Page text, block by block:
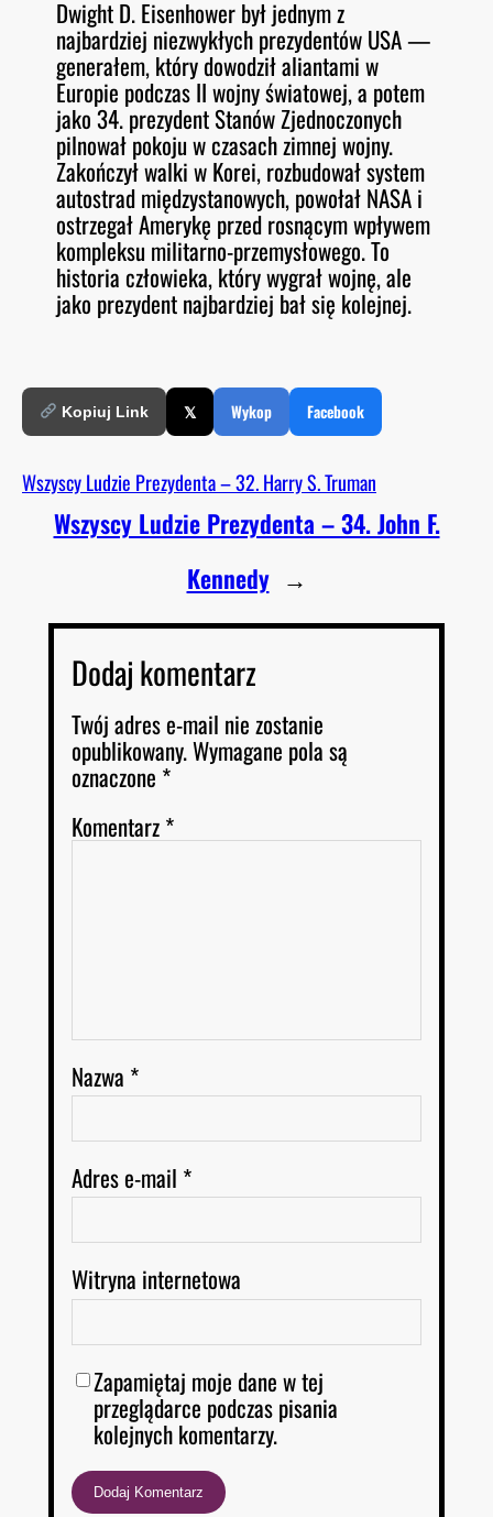
O
D
E
RSS FEED
LINK
EMBED
Dwight D. Eisenhower był jednym z
najbardziej niezwykłych prezydentów USA —
generałem, który dowodził aliantami w
Europie podczas II wojny światowej, a potem
jako 34. prezydent Stanów Zjednoczonych
pilnował pokoju w czasach zimnej wojny.
Zakończył walki w Korei, rozbudował system
autostrad międzystanowych, powołał NASA i
ostrzegał Amerykę przed rosnącym wpływem
kompleksu militarno-przemysłowego. To
historia człowieka, który wygrał wojnę, ale
jako prezydent najbardziej bał się kolejnej.
Kopiuj Link 𝕏 Wykop Facebook
Wszyscy Ludzie Prezydenta – 32. Harry S. Truman
Wszyscy Ludzie Prezydenta – 34. John F.
Kennedy →
Dodaj komentarz
Twój adres e-mail nie zostanie
opublikowany.Wymagane pola są
oznaczone *
Komentarz*
Nazwa *
Adres e-mail *
Witryna internetowa
Zapamiętaj moje dane w tej
przeglądarce podczas pisania
kolejnych komentarzy.